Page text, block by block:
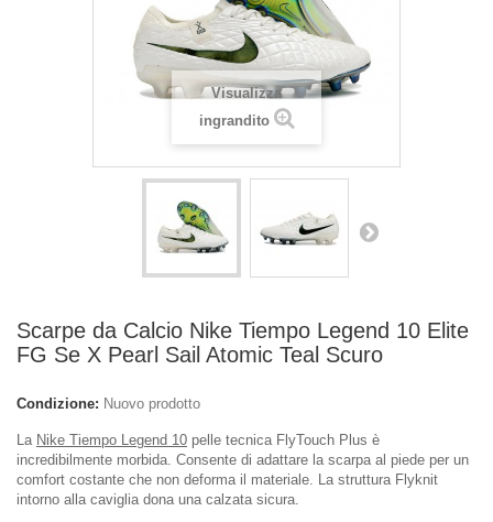
Visualizza
ingrandito
Scarpe da Calcio Nike Tiempo Legend 10 Elite
FG Se X Pearl Sail Atomic Teal Scuro
Condizione: Nuovo prodotto
La Nike Tiempo Legend 10 pelle tecnica FlyTouch Plus è
incredibilmente morbida. Consente di adattare la scarpa al piede per un
comfort costante che non deforma il materiale. La struttura Flyknit
intorno alla caviglia dona una calzata sicura.